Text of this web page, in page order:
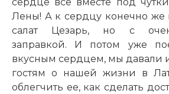
Лены! А к сердцу конечно
салат Цезарь, но с
заправкой. И потом уже
вкусным сердцем, мы давали
гостям о нашей жизни в
облегчить ее, как сделать